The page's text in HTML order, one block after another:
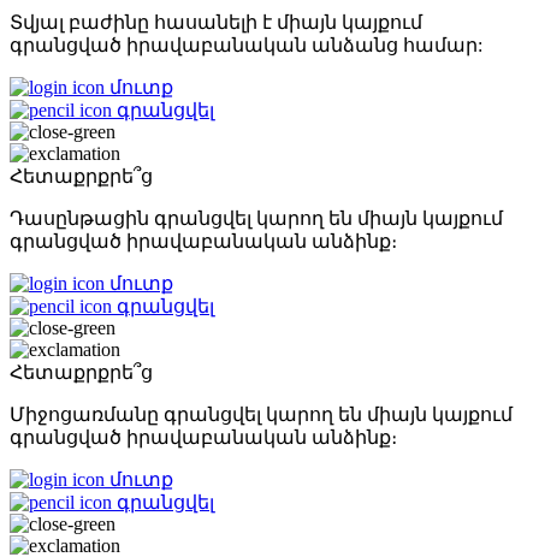
Տվյալ բաժինը հասանելի է միայն կայքում
գրանցված իրավաբանական անձանց համար:
մուտք
գրանցվել
Հետաքրքրե՞ց
Դասընթացին գրանցվել կարող են միայն կայքում
գրանցված իրավաբանական անձինք։
մուտք
գրանցվել
Հետաքրքրե՞ց
Միջոցառմանը գրանցվել կարող են միայն կայքում
գրանցված իրավաբանական անձինք։
մուտք
գրանցվել